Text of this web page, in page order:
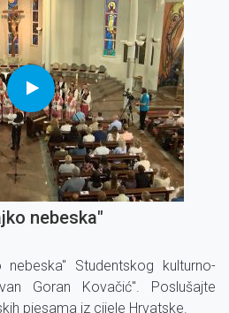
nebeska"
Studentskog kulturno-
Goran Kovačić''. Poslušajte
pjesama iz cijele Hrvatske.